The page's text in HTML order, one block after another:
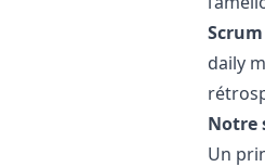
daily
Notre
Un